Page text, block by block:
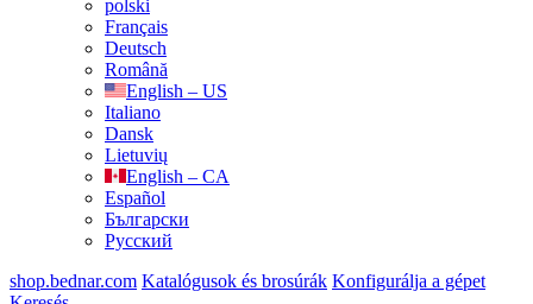
polski
Français
Deutsch
Română
English – US
Italiano
Dansk
Lietuvių
English – CA
Español
Български
Русский
shop.bednar.com Katalógusok és brosúrák Konfigurálja a gépet